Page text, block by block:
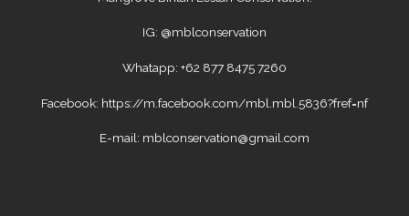
IG: @mblconservation
Whatapp: +62 877 8475 7260
Facebook: https://m.facebook.com/mbl.mbl.5836?fref=nf
E-mail: mblconservation@gmail.com